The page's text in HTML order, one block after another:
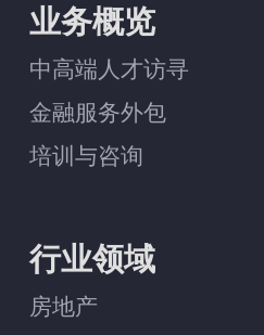
业务概览
中高端人才访寻
金融服务外包
培训与咨询
行业领域
房地产